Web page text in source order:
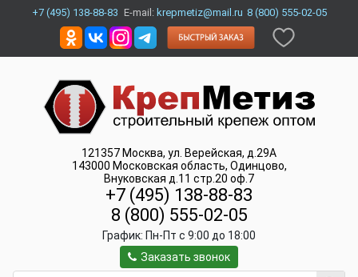
+7 (495) 138-88-83 E-mail: krepmetiz@mail.ru 8 (800) 555-02-05
121357 Москва, ул. Верейская, д.29А
143000 Московская область, Одинцово,
Внуковская д.11 стр.20 оф.7
+7 (495) 138-88-83
8 (800) 555-02-05
График: Пн-Пт c 9:00 до 18:00
Заказать звонок